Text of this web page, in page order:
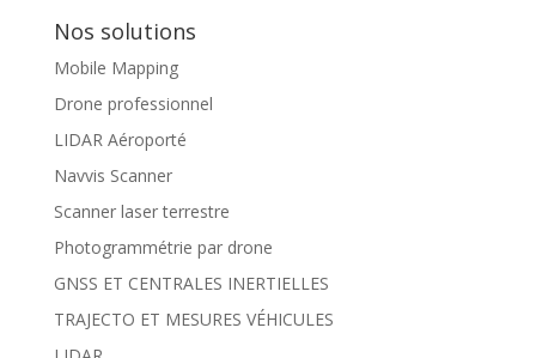
Nos solutions
Mobile Mapping
Drone professionnel
LIDAR Aéroporté
Navvis Scanner
Scanner laser terrestre
Photogrammétrie par drone
GNSS ET CENTRALES INERTIELLES
TRAJECTO ET MESURES VÉHICULES